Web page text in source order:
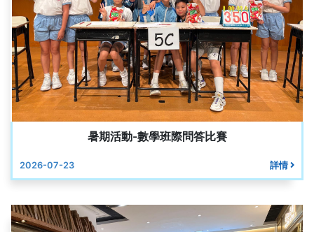
暑期活動-數學班際問答比賽
2026-07-23 詳情